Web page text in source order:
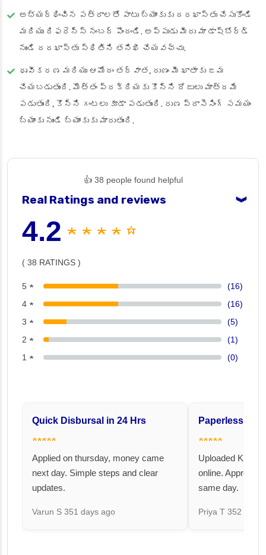
అభ్యర్థించిన పత్రాలతో పాటు బ్యాంకుకు దరఖాస్తు చేసుకోండి
మరియు రిఫరెన్స్ నంబర్ పొందండి. అప్పుడు మీరు మా డాష్‌బోర్డ్
నుండి దరఖాస్తు స్థితిని తనిఖీ చేయవచ్చు.
ధృవీకరణ మరియు ఆమోదం తర్వాత, రుణం మీ ఖాతాకు జమ
చేయబడుతుంది. మొత్తం ప్రక్రియకు కొన్ని రోజులు మాత్రమే
పడుతుంది, కొన్ని గంటలు కూడా పడుతుంది. రుణ ప్రాసెసింగ్ సమయం
బ్యాంకు నుండి బ్యాంకుకు మారుతుంది.
👍 38 people found helpful
Real Ratings and reviews ❯
4.2 ★ ★ ★ ★ ☆
( 38 RATINGS )
5 ★
(16)
4 ★
(16)
3 ★
(5)
2 ★
(1)
1 ★
(0)
Quick Disbursal in 24 Hrs
★★★★★
Applied on thursday, money came
next day. Simple steps and clear
updates.
Varun S 351 days ago
Paperless and
★★★★★
Uploaded KYC
online. Approval
same day.
Priya T 352 days